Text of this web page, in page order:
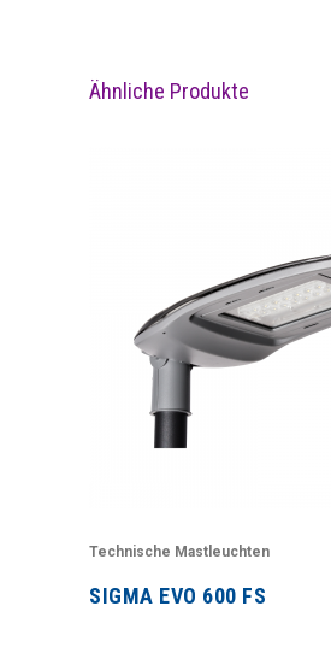
Ähnliche Produkte
Technische Mastleuchten
SIGMA EVO 600 FS